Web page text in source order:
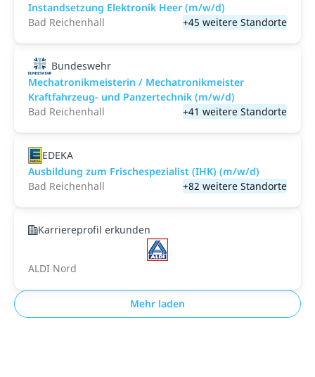
Instandsetzung Elektronik Heer (m/w/d)
Bad Reichenhall
+45 weitere Standorte
Bundeswehr
Mechatronikmeisterin / Mechatronikmeister
Kraftfahrzeug- und Panzertechnik (m/w/d)
Bad Reichenhall
+41 weitere Standorte
EDEKA
Ausbildung zum Frischespezialist (IHK) (m/w/d)
Bad Reichenhall
+82 weitere Standorte
Karriereprofil erkunden
ALDI Nord
Mehr laden